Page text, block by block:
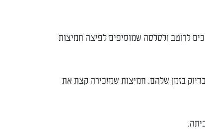
לרוטב ולסלסה שמוסיפים לפיצה חמיצות
בזמן שלהם. חמיצות שמזכירה קצת את